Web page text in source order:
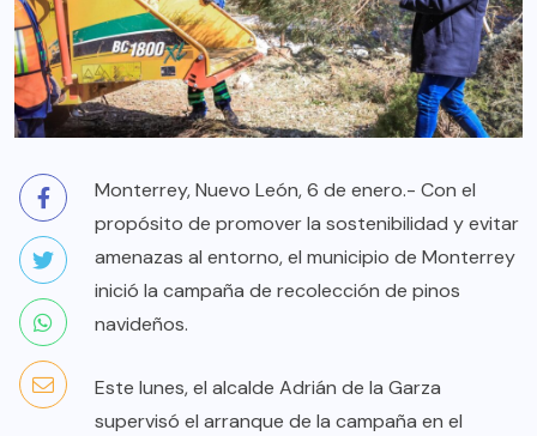
Monterrey, Nuevo León, 6 de enero.- Con el
propósito de promover la sostenibilidad y evitar
amenazas al entorno, el municipio de Monterrey
inició la campaña de recolección de pinos
navideños.
Este lunes, el alcalde Adrián de la Garza
supervisó el arranque de la campaña en el